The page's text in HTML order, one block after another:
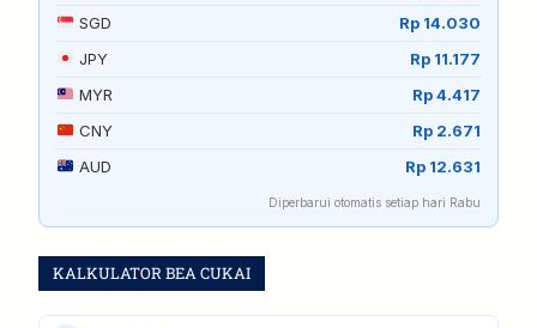
SGD
Rp 14.030
JPY
Rp 11.177
MYR
Rp 4.417
CNY
Rp 2.671
AUD
Rp 12.631
Diperbarui otomatis setiap hari Rabu
KALKULATOR BEA CUKAI